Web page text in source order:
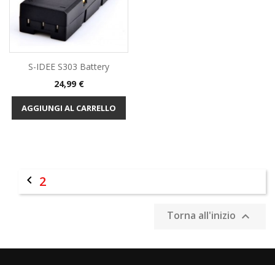
S-IDEE S303 Battery
Prezzo
24,99 €
AGGIUNGI AL CARRELLO
 2
Torna all'inizio 